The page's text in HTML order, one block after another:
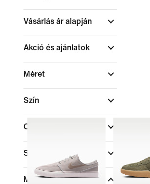
Vásárlás ár alapján
Akció és ajánlatok
Méret
Szín
Cipőmagasság
Sportok
Márka